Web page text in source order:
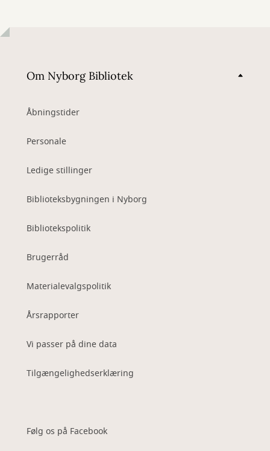
Om Nyborg Bibliotek
Åbningstider
Personale
Ledige stillinger
Biblioteksbygningen i Nyborg
Bibliotekspolitik
Brugerråd
Materialevalgspolitik
Årsrapporter
Vi passer på dine data
Tilgængelighedserklæring
Følg os på Facebook